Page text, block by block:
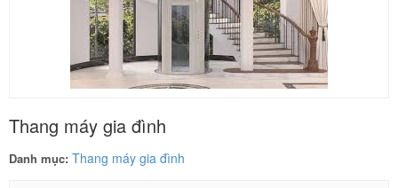
Thang máy gia đình
Danh mục: Thang máy gia đình